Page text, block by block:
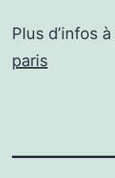
Plus d’infos
paris